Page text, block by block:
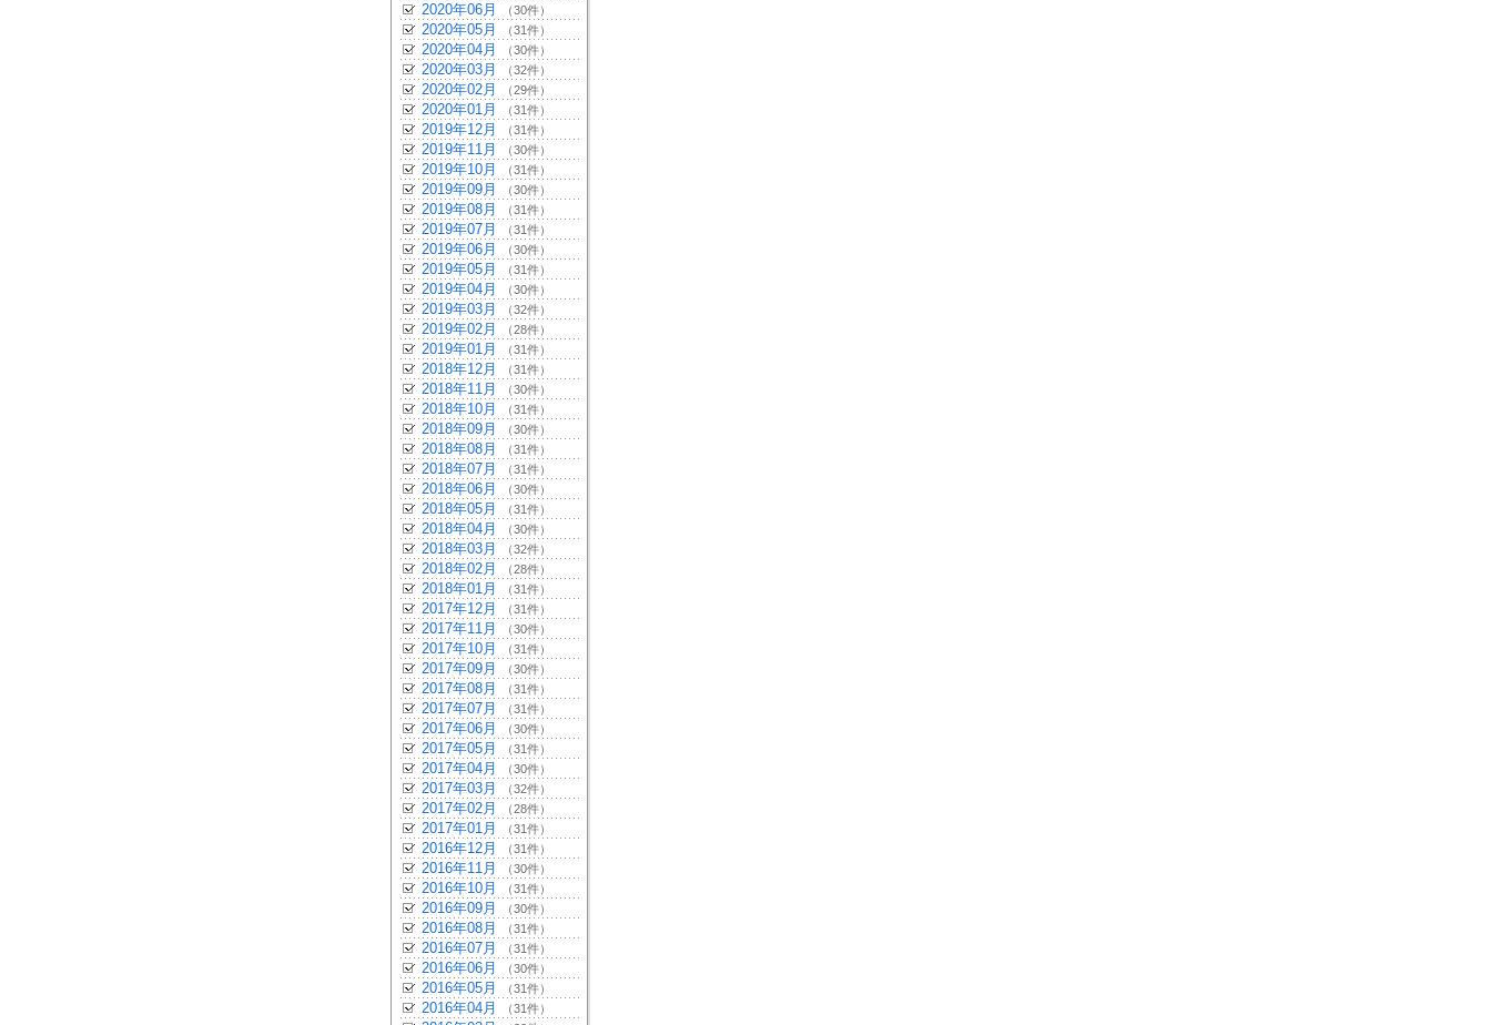
2020年06月 （30件）
2020年05月 （31件）
2020年04月 （30件）
2020年03月 （32件）
2020年02月 （29件）
2020年01月 （31件）
2019年12月 （31件）
2019年11月 （30件）
2019年10月 （31件）
2019年09月 （30件）
2019年08月 （31件）
2019年07月 （31件）
2019年06月 （30件）
2019年05月 （31件）
2019年04月 （30件）
2019年03月 （32件）
2019年02月 （28件）
2019年01月 （31件）
2018年12月 （31件）
2018年11月 （30件）
2018年10月 （31件）
2018年09月 （30件）
2018年08月 （31件）
2018年07月 （31件）
2018年06月 （30件）
2018年05月 （31件）
2018年04月 （30件）
2018年03月 （32件）
2018年02月 （28件）
2018年01月 （31件）
2017年12月 （31件）
2017年11月 （30件）
2017年10月 （31件）
2017年09月 （30件）
2017年08月 （31件）
2017年07月 （31件）
2017年06月 （30件）
2017年05月 （31件）
2017年04月 （30件）
2017年03月 （32件）
2017年02月 （28件）
2017年01月 （31件）
2016年12月 （31件）
2016年11月 （30件）
2016年10月 （31件）
2016年09月 （30件）
2016年08月 （31件）
2016年07月 （31件）
2016年06月 （30件）
2016年05月 （31件）
2016年04月 （31件）